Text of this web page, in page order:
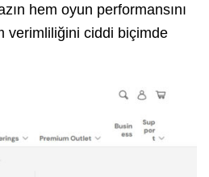
hem oyun performansını
verimliliğini ciddi biçimde